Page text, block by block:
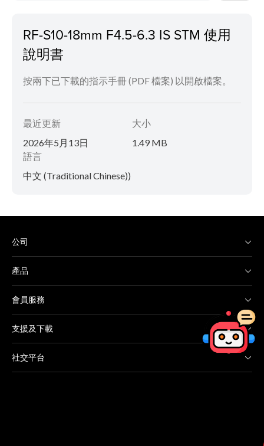
RF-S10-18mm F4.5-6.3 IS STM 使用
說明書
按兩下已下載的指示手冊 (PDF 檔案) 以開啟檔案。
最近更新
2026年5月13日
大小
1.49 MB
語言
中文 (Traditional Chinese))
公司
產品
會員服務
支援及下載
社交平台